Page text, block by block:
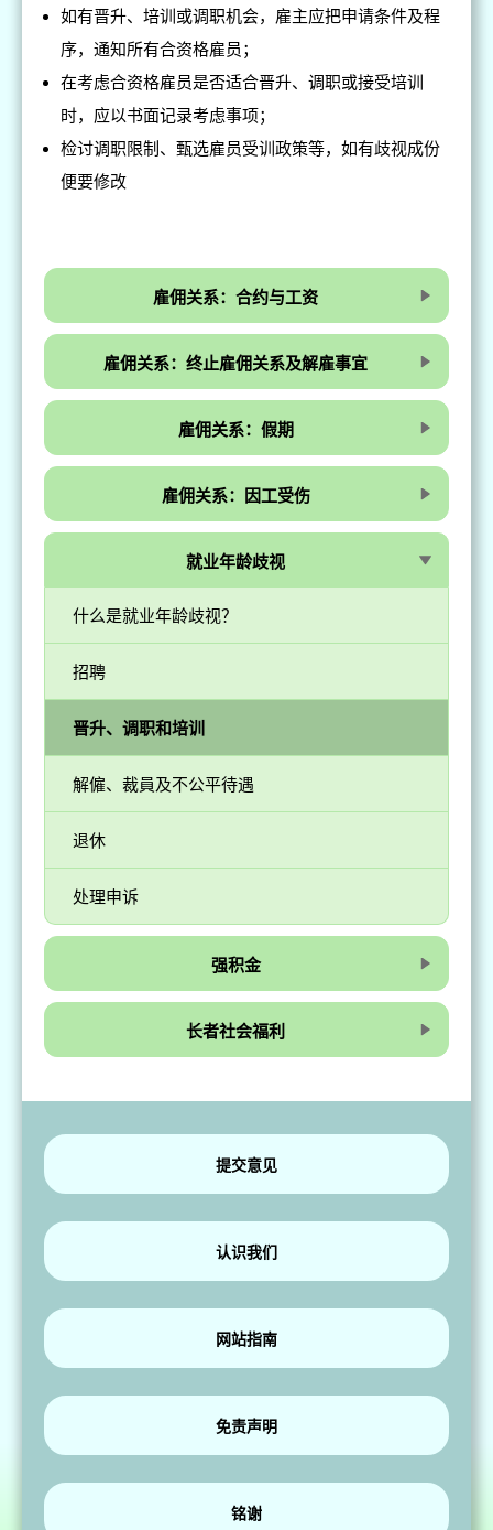
如有晋升、培训或调职机会，雇主应把申请条件及程
序，通知所有合资格雇员；
在考虑合资格雇员是否适合晋升、调职或接受培训
时，应以书面记录考虑事项；
检讨调职限制、甄选雇员受训政策等，如有歧视成份
便要修改
雇佣关系：合约与工资
雇佣关系：终止雇佣关系及解雇事宜
雇佣关系：假期
雇佣关系：因工受伤
就业年龄歧视
处理申诉
退休
解僱、裁員及不公平待遇
晋升、调职和培训
招聘
什么是就业年龄歧视？
强积金
长者社会福利
提交意见
认识我们
网站指南
免责声明
铭谢